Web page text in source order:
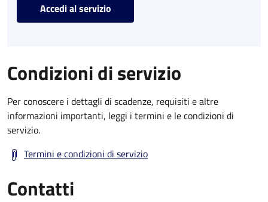
Accedi al servizio
Condizioni di servizio
Per conoscere i dettagli di scadenze, requisiti e altre
informazioni importanti, leggi i termini e le condizioni di
servizio.
Termini e condizioni di servizio
Contatti